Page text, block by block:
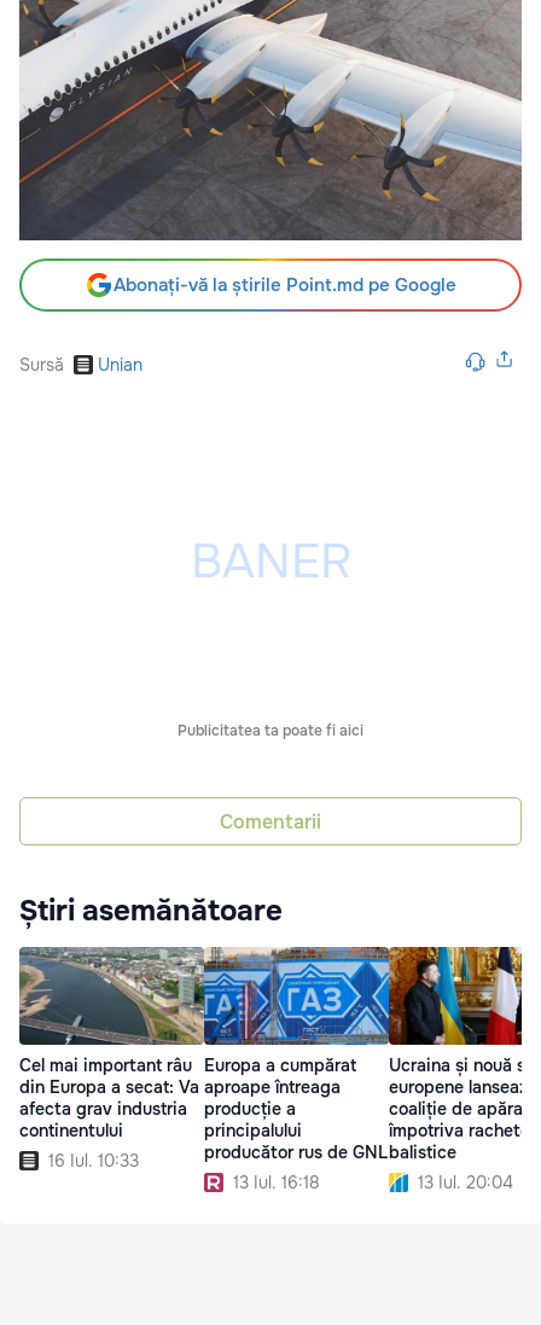
Abonați-vă la știrile Point.md pe Google
Sursă Unian
Publicitatea ta poate fi aici
Comentarii
Știri asemănătoare
Cel mai important râu
din Europa a secat: Va
afecta grav industria
continentului
16 Iul. 10:33
Europa a cumpărat
aproape întreaga
producție a
principalului
producător rus de GNL
13 Iul. 16:18
Ucraina și nouă
europene lansează
coaliție de apărare
împotriva
balistice
13 Iul. 20:04